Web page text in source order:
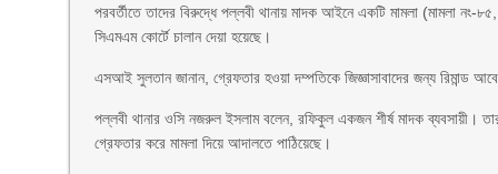
পরবর্তীতে তাদের বিরুদ্ধে পল্লবী থানায় মাদক আইনে একটি মামলা (মামলা
সিএমএম কোর্টে চালান দেয়া হয়েছে।
এসআই সুলতান জানান, গ্রেফতার হওয়া দম্পতিকে জিজ্ঞাসাবাদের জন্য রিমান্ড
পল্লবী থানার ওসি নজরুল ইসলাম বলেন, রফিকুল একজন শীর্ষ মাদক ব্যবসায়ী।
গ্রেফতার করে মামলা দিয়ে আদালতে পাঠিয়েছে।